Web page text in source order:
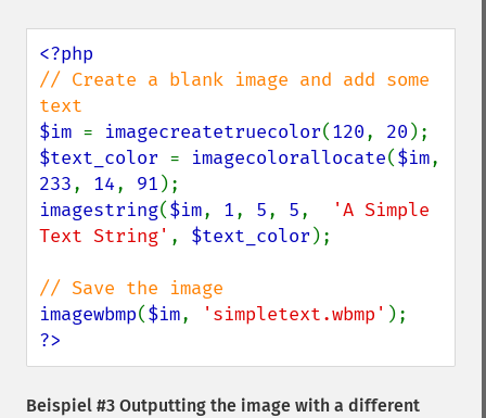
// Create a blank image and add some
$im = imagecreatetruecolor(120, 20
$text_color = imagecolorallocate($im
233, 14, 91
imagestring($im, 1, 5, 5,
'A Simple
Text String' , $text_color );
imagewbmp($im, 'simpletext.wbmp'
?>
Beispiel #3 Outputting the image with a different